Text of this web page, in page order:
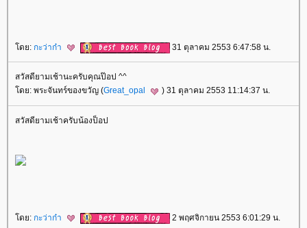
ดย: กะว่าก๋า 31 ตุลาคม 2553 6:47:58 น.
สวัสดียามเช้านะครับคุณป๊อป ^^
ดย: พระจันทร์ของขวัญ (Great_opal ) 31 ตุลาคม 2553 11:14:37 น.
สวัสดียามเช้าครับน้องป็อป
ดย: กะว่าก๋า 2 พฤศจิกายน 2553 6:01:29 น.